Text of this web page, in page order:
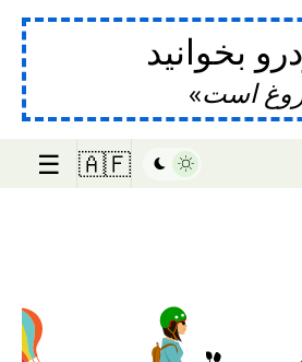
بخوانید
است
🇦🇫
☰